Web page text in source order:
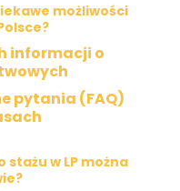
możliwości
informacji o
pytania (FAQ)
stażu w LP można